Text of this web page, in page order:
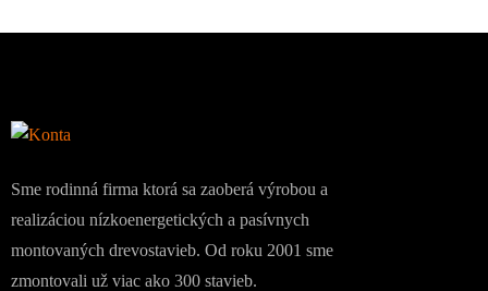
Sme rodinná firma ktorá sa zaoberá výrobou a
realizáciou nízkoenergetických a pasívnych
montovaných drevostavieb. Od roku 2001 sme
zmontovali už viac ako 300 stavieb.